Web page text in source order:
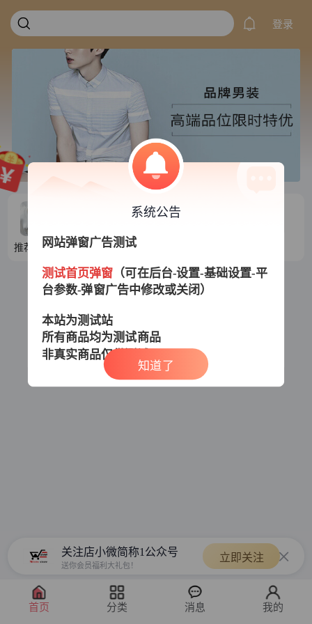
登录
推荐目录1 推荐目录2 推荐目录3
关注店小微简称1公众号
送你会员福利大礼包！
立即关注
系统公告
网站弹窗广告测试
测试首页弹窗 （可在后台-设置-基础设置-平
台参数-弹窗广告中修改或关闭）
本站为测试站
所有商品均为测试商品
非真实商品仅供测试
知道了
首页 分类 消息 我的